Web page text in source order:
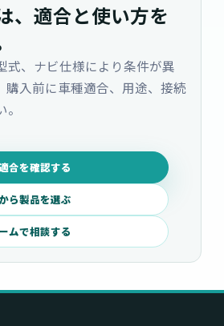
、適合と使い方を
式、ナビ仕様により条件が異
購入前に車種適合、用途、接続
合を確認する
ら製品を選ぶ
ムで相談する